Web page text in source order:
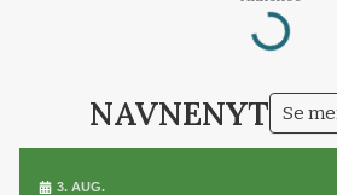
Loading...
NAVNENYT Se
3. AUG.